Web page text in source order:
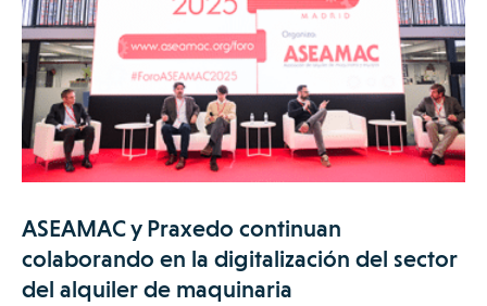
ASEAMAC y Praxedo continuan
colaborando en la digitalización del sector
del alquiler de maquinaria